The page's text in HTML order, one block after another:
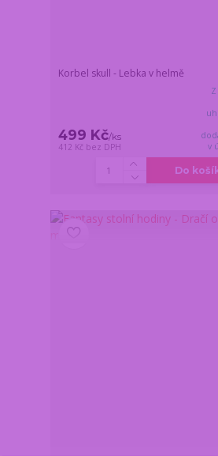
Korbel skull - Lebka v helmě
499 Kč/ks
412 Kč bez DPH
v
Do